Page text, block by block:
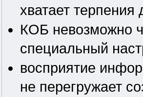
хватает
КОБ невозможно
специальный
восприятие
не перегружает